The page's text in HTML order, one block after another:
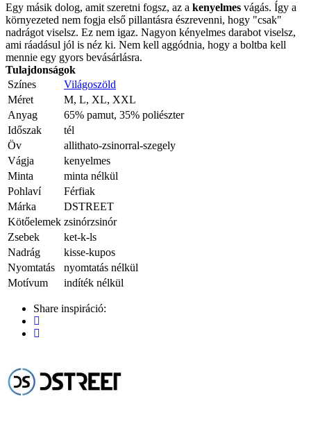
Egy másik dolog, amit szeretni fogsz, az a kenyelmes vágás. Így a
környezeted nem fogja első pillantásra észrevenni, hogy "csak"
nadrágot viselsz. Ez nem igaz. Nagyon kényelmes darabot viselsz,
ami ráadásul jól is néz ki. Nem kell aggódnia, hogy a boltba kell
mennie egy gyors bevásárlásra.
Tulajdonságok
Színes
Világoszöld
Méret
M, L, XL, XXL
Anyag
65% pamut, 35% poliészter
Időszak
tél
Öv
allithato-zsinorral-szegely
Vágja
kenyelmes
Minta
minta nélkül
Pohlaví
Férfiak
Márka
DSTREET
Kötőelemek zsinórzsinór
Zsebek
ket-k-ls
Nadrág
kisse-kupos
Nyomtatás
nyomtatás nélkül
Motívum
indíték nélkül
Share inspiráció: